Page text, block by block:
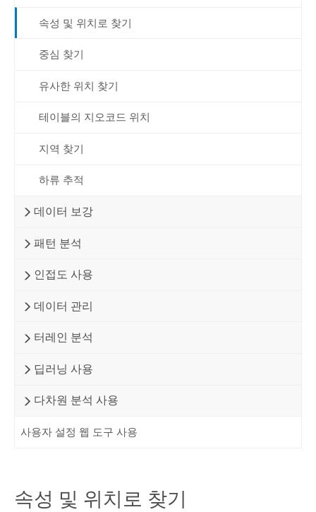
속성 및 위치로 찾기
중심 찾기
유사한 위치 찾기
테이블의 지오코드 위치
지역 찾기
하류 추적
데이터 보강
패턴 분석
인접도 사용
데이터 관리
터레인 분석
딥러닝 사용
다차원 분석 사용
사용자 설정 웹 도구 사용
속성 및 위치로 찾기